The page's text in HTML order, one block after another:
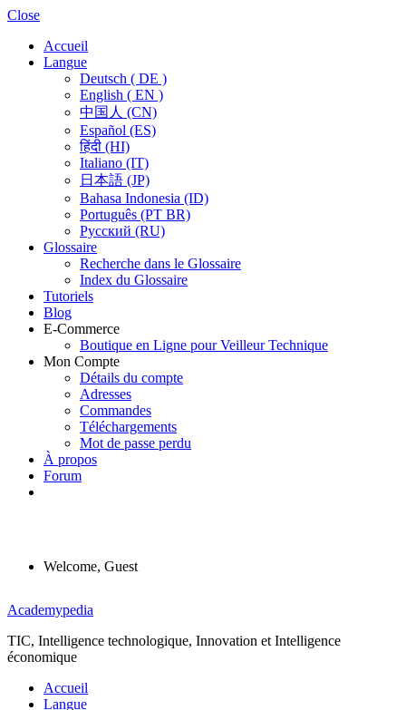
Close
Accueil
Langue
Deutsch ( DE )
English ( EN )
中国人 (CN)
Español (ES)
हिंदी (HI)
Italiano (IT)
日本語 (JP)
Bahasa Indonesia (ID)
Português (PT BR)
Pусский (RU)
Glossaire
Recherche dans le Glossaire
Index du Glossaire
Tutoriels
Blog
E-Commerce
Boutique en Ligne pour Veilleur Technique
Mon Compte
Détails du compte
Adresses
Commandes
Téléchargements
Mot de passe perdu
À propos
Forum
Welcome, Guest
Menu
Academypedia
TIC, Intelligence technologique, Innovation et Intelligence
économique
Accueil
Langue